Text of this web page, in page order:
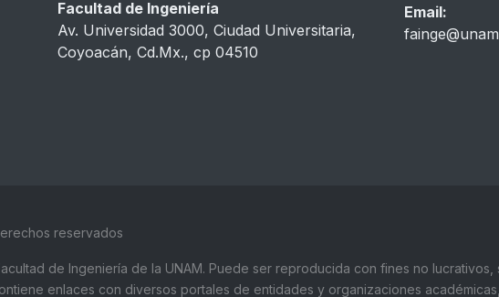
Facultad de Ingeniería
Av. Universidad 3000, Ciudad Universitaria,
Coyoacán, Cd.Mx., cp 04510
Email:
reservados
de Ingeniería de la UNAM. Puede ser reproducida con fines no
enlaces con diversos portales de entidades y organizaciones